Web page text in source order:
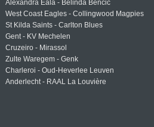
Alexandra Eala - Belinda Bencic
West Coast Eagles - Collingwood Magpies
St Kilda Saints - Carlton Blues
Gent - KV Mechelen
Cruzeiro - Mirassol
Zulte Waregem - Genk
Charleroi - Oud-Heverlee Leuven
Anderlecht - RAAL La Louvière